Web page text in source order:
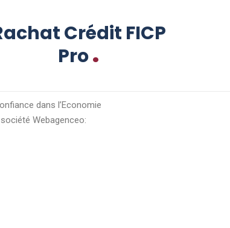
Crédit FICP
Pro.
dans l’Economie
Webagenceo: